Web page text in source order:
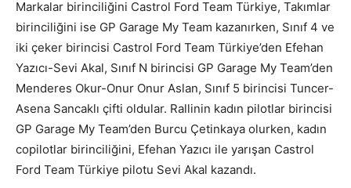
Markalar birinciliğini Castrol Ford Team Türkiye, Takımlar
birinciliğini ise GP Garage My Team kazanırken, Sınıf 4 ve
iki çeker birincisi Castrol Ford Team Türkiye’den Efehan
Yazıcı-Sevi Akal, Sınıf N birincisi GP Garage My Team’den
Menderes Okur-Onur Onur Aslan, Sınıf 5 birincisi Tuncer-
Asena Sancaklı çifti oldular. Rallinin kadın pilotlar birincisi
GP Garage My Team’den Burcu Çetinkaya olurken, kadın
copilotlar birinciliğini, Efehan Yazıcı ile yarışan Castrol
Ford Team Türkiye pilotu Sevi Akal kazandı.